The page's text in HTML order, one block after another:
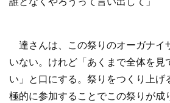
達さんは、この祭りのオーガナイ
いない。けれど「あくまで全体を見
い」と口にする。祭りをつくり上げ
極的に参加することでこの祭りが成